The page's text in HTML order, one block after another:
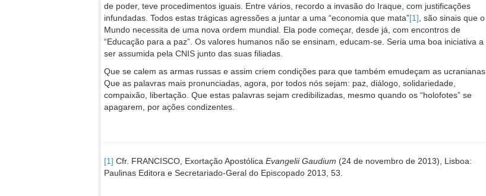
de poder, teve procedimentos iguais. Entre vários, recordo a invasão do Iraque, com justificações
infundadas. Todos estas trágicas agressões a juntar a uma “economia que mata”[1] , são sinais que o
Mundo necessita de uma nova ordem mundial. Ela pode começar, desde já, com encontros de
“Educação para a paz”. Os valores humanos não se ensinam, educam-se. Seria uma boa iniciativa a
ser assumida pela CNIS junto das suas filiadas.
Que se calem as armas russas e assim criem condições para que também emudeçam as ucranianas.
Que as palavras mais pronunciadas, agora, por todos nós sejam: paz, diálogo, solidariedade,
compaixão, libertação. Que estas palavras sejam credibilizadas, mesmo quando os “holofotes” se
apagarem, por ações condizentes.
[1] Cfr. FRANCISCO, Exortação Apostólica Evangelii Gaudium (24 de novembro de 2013), Lisboa:
Paulinas Editora e Secretariado-Geral do Episcopado 2013, 53.